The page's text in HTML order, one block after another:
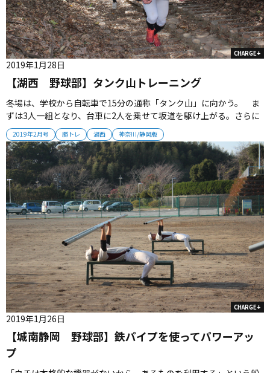
CHARGE+
2019年2月号 勝トレ 湖西 神奈川/静岡版
【湖西 野球部】タンク山トレーニング
2019年1月28日
冬場は、学校から自転車で15分の通称「タンク山」に向かう。 ま
ずは3人一組となり、台車に2人を乗せて坂道を駆け上がる。さらに
15キロほどのウオーターバッグを持ち、約100段ある階段を登って
いく。尻周りや太腿が強くなるのはもちろん、体幹も鍛えられる。
そんな苦しい練習の中でも、選手たちは決して笑顔を忘れない。
2019年2...
CHARGE+
【城南静岡 野球部】鉄パイプを使ってパワーアッ
プ
2019年1月26日